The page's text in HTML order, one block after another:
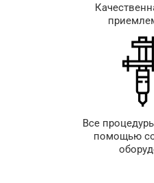
Все
помощью